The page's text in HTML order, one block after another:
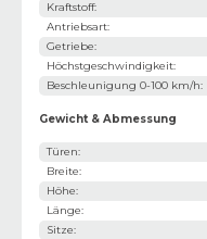
Kraftstoff:
Antriebsart:
Getriebe:
Höchstgeschwindigkeit:
Beschleunigung 0-100 km/h:
Gewicht & Abmessung
Türen:
Breite:
Höhe:
Länge:
Sitze: